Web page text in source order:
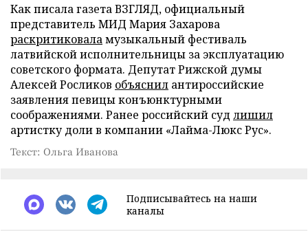
Как писала газета ВЗГЛЯД, официальный
представитель МИД Мария Захарова
раскритиковаламузыкальный фестиваль
латвийской исполнительницы за эксплуатацию
советского формата. Депутат Рижской думы
Алексей Росликов объяснил антироссийские
заявления певицы конъюнктурными
соображениями. Ранее российский суд лишил
артистку доли в компании «Лайма-Люкс Рус».
Текст: Ольга Иванова
Подписывайтесь на наши
каналы